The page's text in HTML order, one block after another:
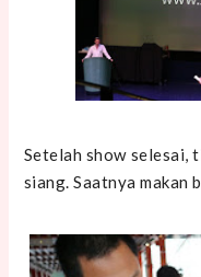
Setelah show selesai,
siang. Saatnya makan